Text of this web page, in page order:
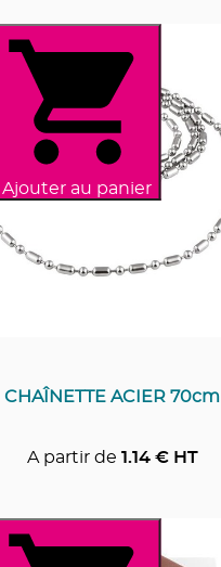
Ajouter au panier
CHAÎNETTE ACIER 70cm
A partir de 1.14€ HT